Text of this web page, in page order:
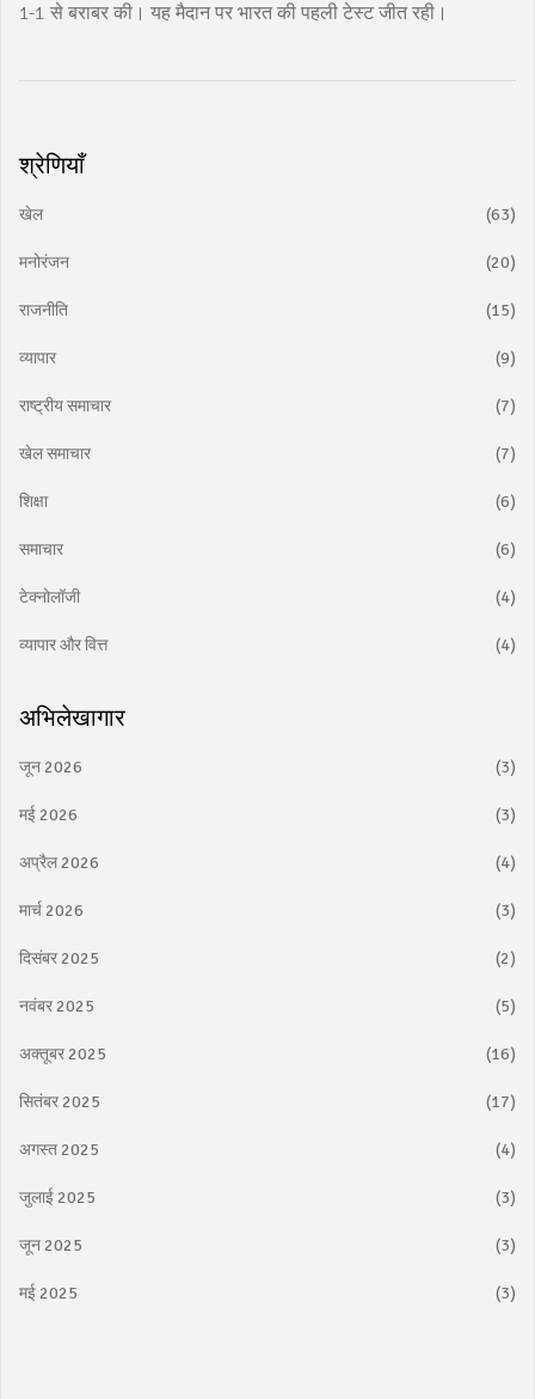
1-1 से बराबर की। यह मैदान पर भारत की पहली टेस्ट जीत रही।
श्रेणियाँ
खेल (63)
मनोरंजन (20)
राजनीति (15)
व्यापार (9)
राष्ट्रीय समाचार (7)
खेल समाचार (7)
शिक्षा (6)
समाचार (6)
टेक्नोलॉजी (4)
व्यापार और वित्त (4)
अभिलेखागार
जून 2026 (3)
मई 2026 (3)
अप्रैल 2026 (4)
मार्च 2026 (3)
दिसंबर 2025 (2)
नवंबर 2025 (5)
अक्तूबर 2025 (16)
सितंबर 2025 (17)
अगस्त 2025 (4)
जुलाई 2025 (3)
जून 2025 (3)
मई 2025 (3)